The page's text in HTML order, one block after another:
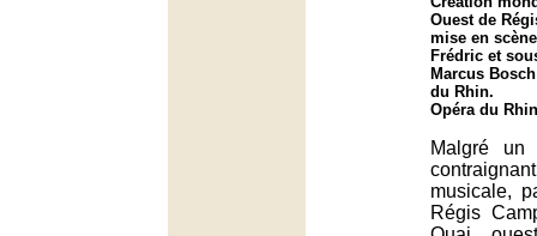
Ouest de
mise en
Frédric et
Marcus
du Rhin.
Opéra du
Malgré un
musicale,
Régis